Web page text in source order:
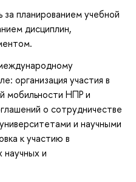
планированием учебной
дисциплин,
организация участия в
мобильности НПР и
о сотрудничестве
и научными
к участию в
и